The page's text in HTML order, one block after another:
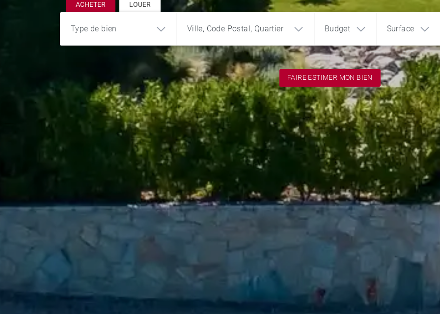
ACHETER LOUER
Type de bien
Appartement Maison Terrain
Château
Ville, Code Postal, Quartier Budget Surface
1 2 3
FAIRE ESTIMER MON BIEN